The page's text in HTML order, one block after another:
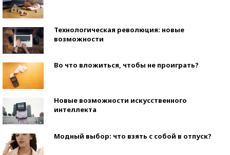
Технологическая революция: новые
возможности
Во что вложиться, чтобы не проиграть?
Новые возможности искусственного
интеллекта
Модный выбор: что взять с собой в отпуск?